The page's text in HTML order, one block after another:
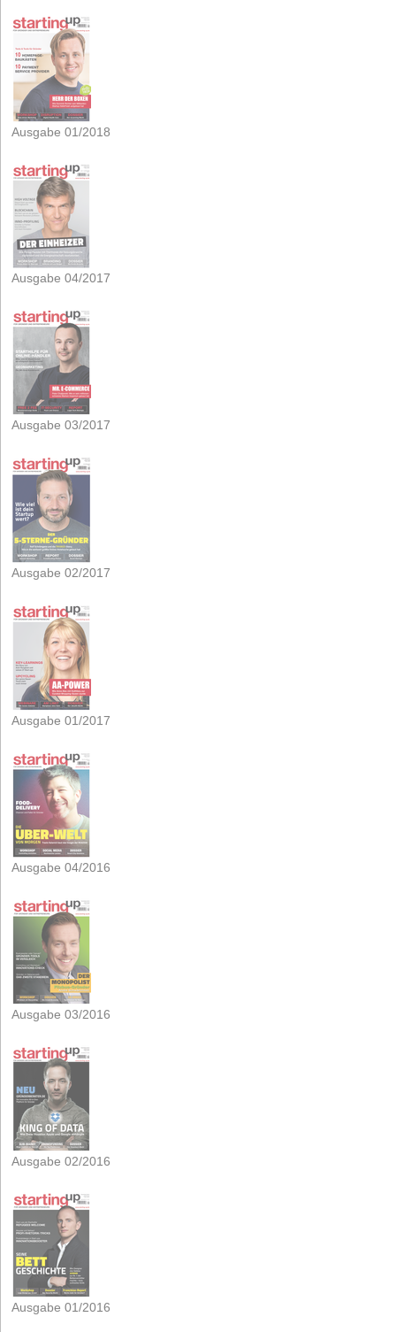
Ausgabe 01/2018
Ausgabe 04/2017
Ausgabe 03/2017
Ausgabe 02/2017
Ausgabe 01/2017
Ausgabe 04/2016
Ausgabe 03/2016
Ausgabe 02/2016
Ausgabe 01/2016